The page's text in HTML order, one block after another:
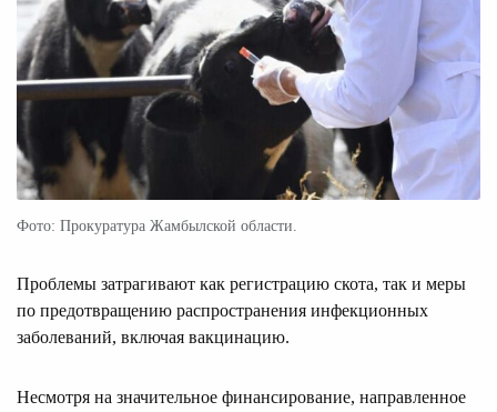
Фото: Прокуратура Жамбылской области.
Проблемы затрагивают как регистрацию скота, так и меры
по предотвращению распространения инфекционных
заболеваний, включая вакцинацию.
Несмотря на значительное финансирование, направленное